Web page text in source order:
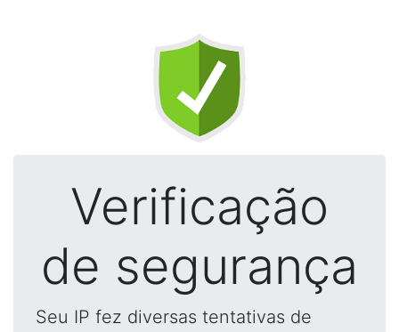
Verificação
de segurança
Seu IP fez diversas tentativas de